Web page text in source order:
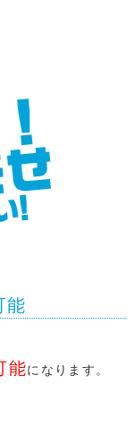
能
能になります。